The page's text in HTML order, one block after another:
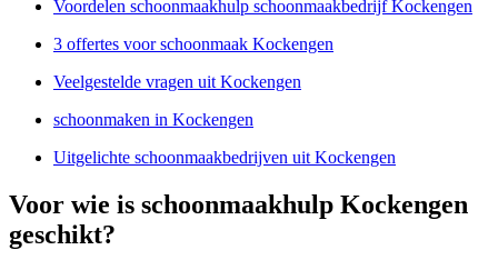
Voordelen schoonmaakhulp schoonmaakbedrijf Kockengen
3 offertes voor schoonmaak Kockengen
Veelgestelde vragen uit Kockengen
schoonmaken in Kockengen
Uitgelichte schoonmaakbedrijven uit Kockengen
Voor wie is schoonmaakhulp Kockengen
geschikt?